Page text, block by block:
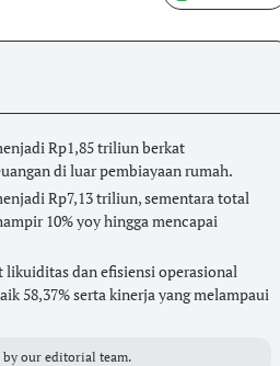
Rp1,85 triliun berkat
di luar pembiayaan rumah.
Rp7,13 triliun, sementara total
10% yoy hingga mencapai
likuiditas dan efisiensi operasional
58,37% serta kinerja yang melampaui
by our editorial team.